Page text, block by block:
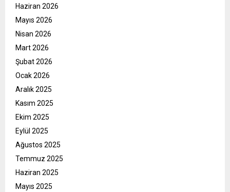
Haziran 2026
Mayıs 2026
Nisan 2026
Mart 2026
Şubat 2026
Ocak 2026
Aralık 2025
Kasım 2025
Ekim 2025
Eylül 2025
Ağustos 2025
Temmuz 2025
Haziran 2025
Mayıs 2025